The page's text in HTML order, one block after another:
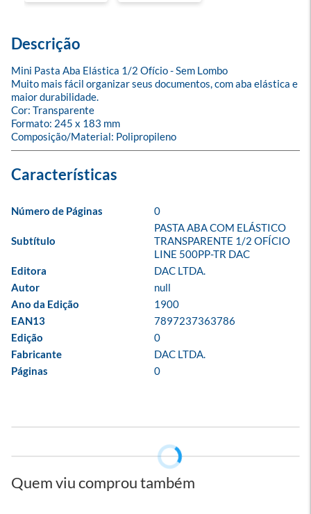
Descrição
Mini Pasta Aba Elástica 1/2 Ofício - Sem Lombo
Muito mais fácil organizar seus documentos, com aba elástica e
maior durabilidade.
Cor: Transparente
Formato: 245 x 183 mm
Composição/Material: Polipropileno
Número de Páginas 0
Subtítulo
PASTA ABA COM ELÁSTICO
TRANSPARENTE 1/2 OFÍCIO
LINE 500PP-TR DAC
Editora
DAC LTDA.
Autor
null
Ano da Edição
1900
EAN13
7897237363786
Edição
0
Fabricante
DAC LTDA.
Páginas
0
Quem viu comprou também